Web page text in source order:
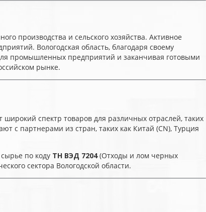
производства и сельского хозяйства. Активное
Вологодская область, благодаря своему
промышленных предприятий и заканчивая готовыми
рынке.
спектр товаров для различных отраслей, таких
с партнерами из стран, таких как Китай (CN), Турция
по коду ТН ВЭД 7204(Отходы и лом черных
сектора Вологодской области.